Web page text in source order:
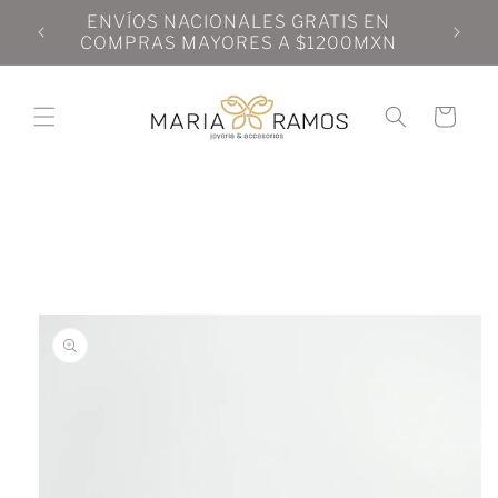
directamente
al contenido
ENVÍOS NACIONALES GRATIS EN
COMPRAS MAYORES A $1200MXN
Carrito